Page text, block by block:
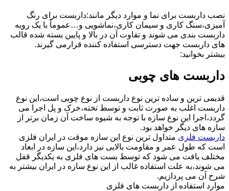
نصب داربست برای نما و موارد دیگر مانند:داربست برای رنگ
آمیزی،سنگ کاری و سیمان کاری،نماشویی و…عموماً با یک رویه
داربست بندی می شوند و تفاوت آن در بالا و پایین بسته شده قالب
های داربست جهت دسترسی استفاده کننده قرارمی گیرند.
بیشتر بخوانید:
داربست های چوبی
قدیمی ترین و ساده ترین نوع داربست از نوع چوبی است،این نوع
داربست اغلب به صورت ثابت و توسط تخته،خرک و پل اجرا می
گردد،اجرا این نوع سازه با توجه به شیوه ساخت آن زمان برتر از
سازه های دیگر خواهد بود.
داربست فلزی متداول ترین نوع این سازه موقت در ایران فلزی
است که طول عمر و مقاومت بالایی نیز دارد،این سازه در ابعاد
مختلف یافت می شود که توسط بست های فلزی به یکدیگر قفل
می شوند،به علت استفاده غالب از این نوع سازه در ایران بیشتر به
شرح آن می پردازیم.
موارد استفاده از داربست های فلزی